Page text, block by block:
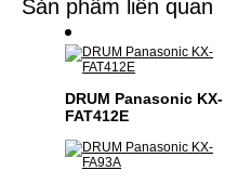
Sản phẩm liên quan
DRUM Panasonic KX-
FAT412E